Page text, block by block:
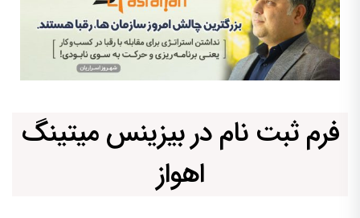
فرم ثبت نام در بیزینس میتینگ
اهواز